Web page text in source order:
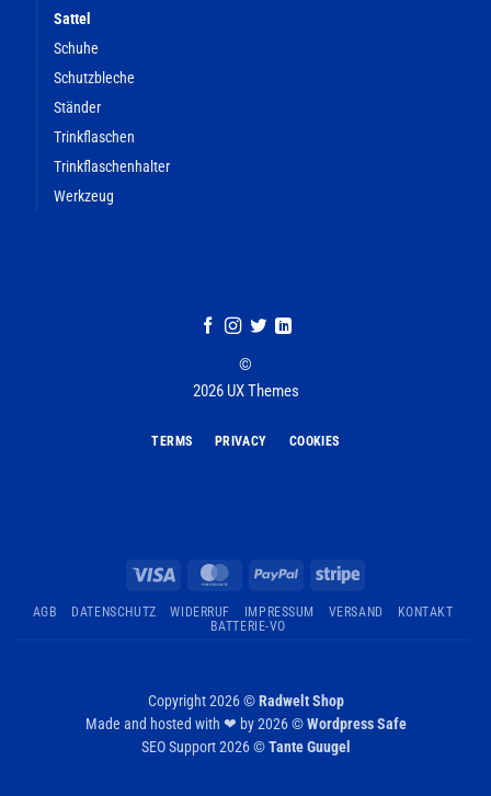
Sattel
Schuhe
Schutzbleche
Ständer
Trinkflaschen
Trinkflaschenhalter
Werkzeug
©
2026 UX Themes
TERMS PRIVACY COOKIES
MasterCardPayPal Stripe
AGB DATENSCHUTZ WIDERRUF IMPRESSUM VERSAND
KONTAKT
BATTERIE-VO
Copyright 2026 ©Radwelt Shop
Made and hosted with ❤ by 2026 ©Wordpress Safe
SEO Support 2026 ©Tante Guugel